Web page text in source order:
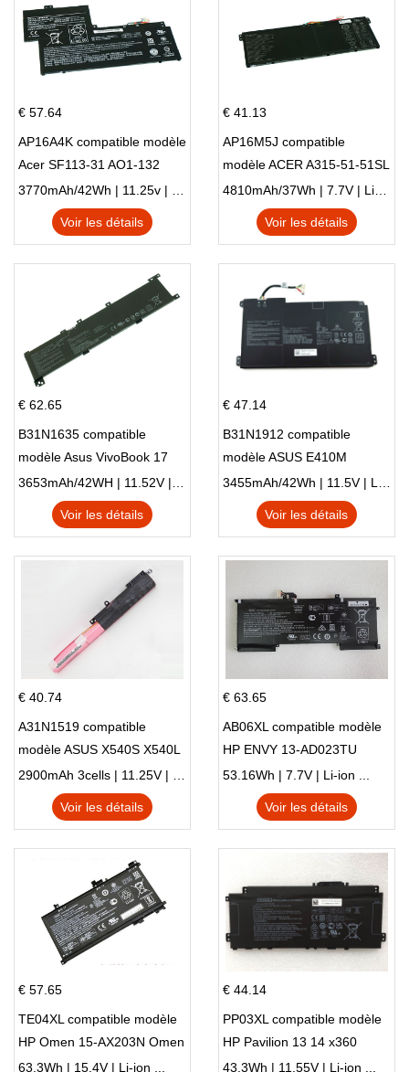
€ 57.64
AP16A4K compatible modèle
Acer SF113-31 AO1-132
NE132
3770mAh/42Wh | 11.25v | Li-ion ...
Voir les détails
€ 41.13
AP16M5J compatible
modèle ACER A315-51-51SL
N17Q1 SERIES
4810mAh/37Wh | 7.7V | Li-ion ...
Voir les détails
€ 62.65
B31N1635 compatible
modèle Asus VivoBook 17
X705NC X705UA X705UV
X705UN X705UD
3653mAh/42WH | 11.52V | Li-ion ...
Voir les détails
€ 47.14
B31N1912 compatible
modèle ASUS E410M
E410MA L410MA
3455mAh/42Wh | 11.5V | Li-ion ...
Voir les détails
€ 40.74
A31N1519 compatible
modèle ASUS X540S X540L
X540LA-SI302 X540SA
X540S
2900mAh 3cells | 11.25V | Li-ion ...
Voir les détails
€ 63.65
AB06XL compatible modèle
HP ENVY 13-AD023TU
HSTNN-DB8C 921438-855
TPN-I128
53.16Wh | 7.7V | Li-ion ...
Voir les détails
€ 57.65
TE04XL compatible modèle
HP Omen 15-AX203N Omen
15 Series Pavilion 15 Series
63.3Wh | 15.4V | Li-ion ...
€ 44.14
PP03XL compatible modèle
HP Pavilion 13 14 x360
L83388-AC1 L83388-421
43.3Wh | 11.55V | Li-ion ...